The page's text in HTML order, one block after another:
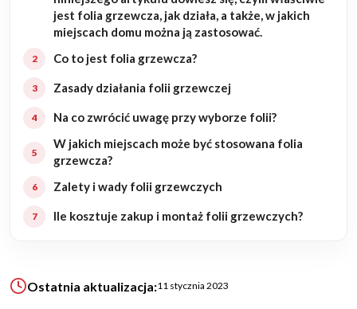
Remonty
Realizacje
Ogrody
BLOG
jest folia grzewcza, jak działa, a także, w jakich
miejscach domu można ją zastosować.
Co to jest folia grzewcza?
Zasady działania folii grzewczej
Na co zwrócić uwagę przy wyborze folii?
W jakich miejscach może być stosowana folia
grzewcza?
Zalety i wady folii grzewczych
Ile kosztuje zakup i montaż folii grzewczych?
Ostatnia aktualizacja:11 stycznia 2023